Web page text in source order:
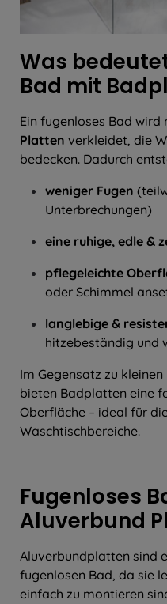
Was
Bad mit
Ein fugenloses Bad wird
Platten verkleidet, die
bedecken. Dadurch
weniger Fugen
Unterbrechungen)
eine ruhige, edle &
pflegeleichte
oder Schimmel
langlebige &
hitzebeständig und
Im Gegensatz zu
bieten Badplatten eine
Oberfläche – ideal für
Waschtischbereiche.
Fugenloses
Aluverbund
Aluverbundplatten sind
fugenlosen Bad, da sie
einfach zu montieren